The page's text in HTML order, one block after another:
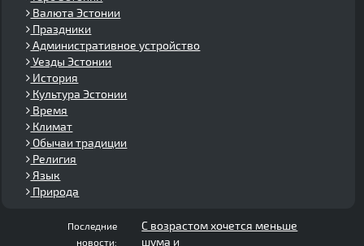
Валюта Эстонии
Праздники
Административное устройство
Уезды Эстонии
История
Культура Эстонии
Время
Климат
Обычаи традиции
Религия
Язык
Природа
Последние
новости:
С возрастом хочется меньше
шума и